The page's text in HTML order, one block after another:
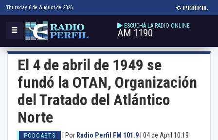
Thursday 6 de August de 2026
ESCUCHÁ LA RADIO ONLINE
AM 1190
El 4 de abril de 1949 se
fundó la OTAN, Organización
del Tratado del Atlántico
Norte
PODCASTS Por Radio Perfil FM 101.9 04 de April 10:19